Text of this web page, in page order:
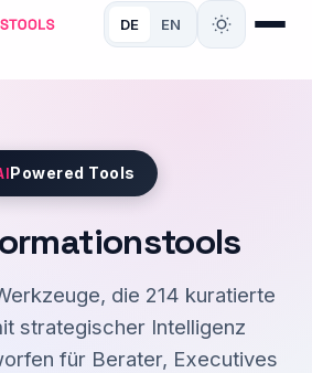
DE EN
Powered Tools
die 214 kuratierte
strategischer Intelligenz
für Berater, Executives